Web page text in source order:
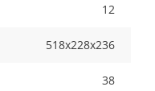
12
518х228х236
38